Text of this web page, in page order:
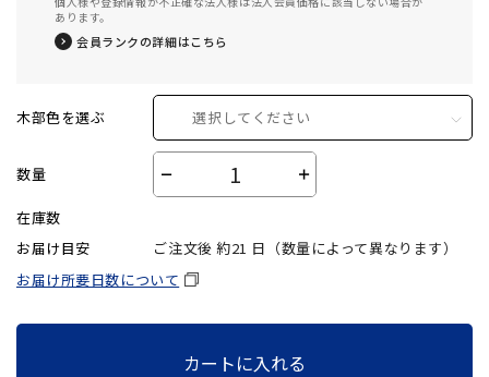
あります。
会員ランクの詳細はこちら
木部色を選ぶ 選択してください
数量 － ＋
在庫数
お届け目安
ご注文後 約21 日（数量によって異なります）
お届け所要日数について
カートに入れる